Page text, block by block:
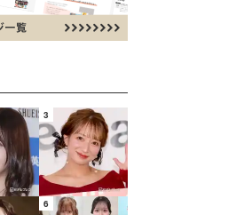
3
6